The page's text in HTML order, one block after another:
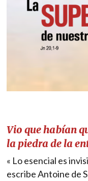
Vio que habían
la piedra de la
« Lo esencial es
escribe Antoine de